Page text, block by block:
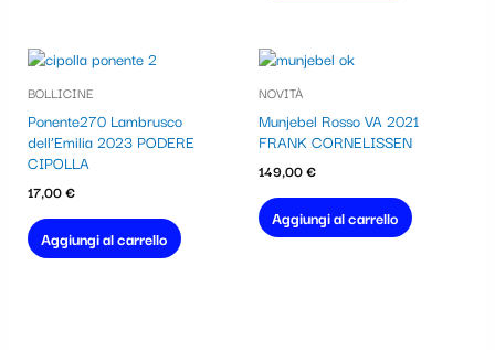
BOLLICINE
Ponente270 Lambrusco
dell’Emilia 2023 PODERE
CIPOLLA
17,00€
Aggiungi al carrello
NOVITÀ
Munjebel Rosso VA 2021
FRANK CORNELISSEN
149,00€
Aggiungi al carrello